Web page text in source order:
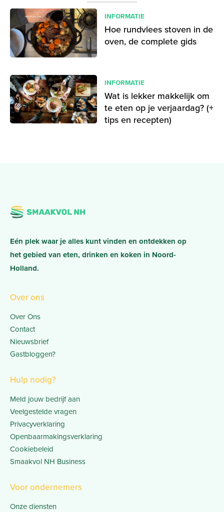
INFORMATIE
Hoe rundvlees stoven in de
oven, de complete gids
INFORMATIE
Wat is lekker makkelijk om
te eten op je verjaardag? (+
tips en recepten)
Eén plek waar je alles kunt vinden en ontdekken op
het gebied van eten, drinken en koken in Noord-
Holland.
Over ons
Over Ons
Contact
Nieuwsbrief
Gastbloggen?
Hulp nodig?
Meld jouw bedrijf aan
Veelgestelde vragen
Privacyverklaring
Openbaarmakingsverklaring
Cookiebeleid
Smaakvol NH Business
Voor ondernemers
Onze diensten